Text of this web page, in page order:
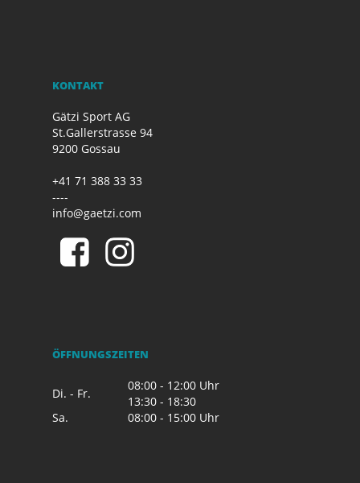
KONTAKT
Gätzi Sport AG
St.Gallerstrasse 94
9200 Gossau
+41 71 388 33 33
----
info@gaetzi.com
ÖFFNUNGSZEITEN
Di. - Fr.
08:00 - 12:00 Uhr
13:30 - 18:30
Sa.
08:00 - 15:00 Uhr